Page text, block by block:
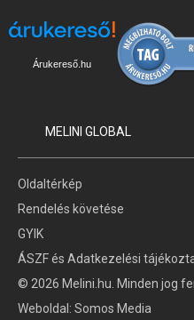
Árukereső.hu
MELINI GLOBAL
Weboldal: Somos Media
© 2026 Melini.hu. Minden jog
ÁSZF és Adatkezelési
GYIK
Rendelés követése
Oldaltérkép